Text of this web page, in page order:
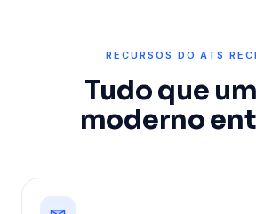
RECURSOS DO ATS
Tudo que
moderno